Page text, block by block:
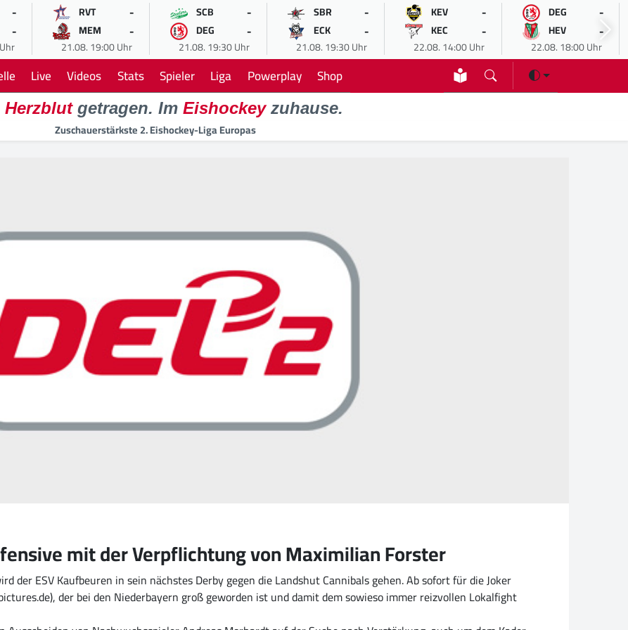
-
-
RVT -
MEM -
21.08. 19:00 Uhr
SCB -
DEG -
21.08. 19:30 Uhr
SBR -
ECK -
21.08. 19:30 Uhr
KEV -
KEC -
22.08. 14:00 Uhr
DEG -
HEV -
22.08. 18:00 Uhr
Live Videos Stats Spieler Liga Powerplay Shop
Herzblutgetragen. Im Eishockeyzuhause.
Zuschauerstärkste 2. Eishockey-Liga Europas
mit der Verpflichtung von Maximilian Forster
der ESV Kaufbeuren in sein nächstes Derby gegen die Landshut Cannibals gehen. Ab sofort für die Joker
der bei den Niederbayern groß geworden ist und damit dem sowieso immer reizvollen Lokalfight